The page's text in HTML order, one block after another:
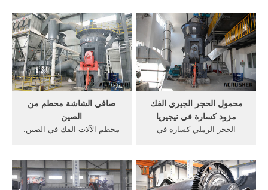
[الدردشة على الانترنت] . ...
تدفق الهواء من ... الصين
مطحنة السمسم، مطحنة
السمسم الصين البحث عن ...
mentorsgroup كسارة الفك
المحمولة للبيع في جنوب
أفريقيا من الصين.
صافي الشاشة محطم من
الصين
محطم الآلات الفك في الصين.
كسارة، التصنيع، آنية من محطم
سم مكعب آلة من حجم البيع
محمول الحجر الجيري الفك
مزود كسارة في نيجيريا
الحجر الرملي كسارة في
تعويذة . الحجر الجيري المحطم
مصنع في الهند · تستخدم